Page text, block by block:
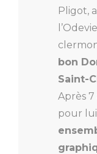
Pligot,
bon
Saint-
Après 7
pour lui